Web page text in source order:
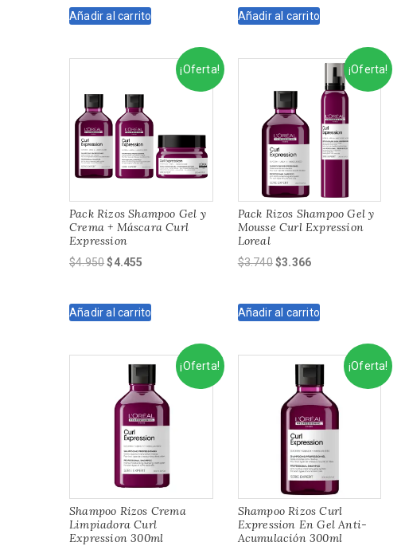
era:
es:
Añadir al carrito
era:
es:
Añadir al carrito
¡Oferta!
Pack Rizos Shampoo Gel y
Crema + Máscara Curl
Expression
$4.950El
era:
$4.455
es:
Añadir al carrito
¡Oferta!
Pack Rizos Shampoo Gel y
Mousse Curl Expression
Loreal
$3.740El
era:
$3.366El
es:
Añadir al carrito
¡Oferta!
Shampoo Rizos Crema
Limpiadora Curl
Expression 300ml
¡Oferta!
Shampoo Rizos Curl
Expression En Gel Anti-
Acumulación 300ml